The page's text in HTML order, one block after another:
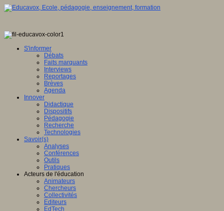
S'informer
Débats
Faits marquants
Interviews
Reportages
Brèves
Agenda
Innover
Didactique
Dispositifs
Pédagogie
Recherche
Technologies
Savoir(s)
Analyses
Conférences
Outils
Pratiques
Acteurs de l'éducation
Animateurs
Chercheurs
Collectivités
Editeurs
EdTech